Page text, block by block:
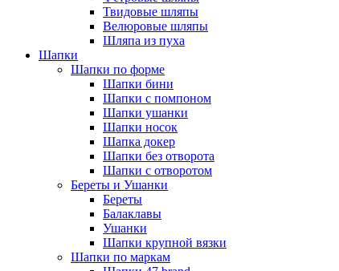
Твидовые шляпы
Велюровые шляпы
Шляпа из пуха
Шапки
Шапки по форме
Шапки бини
Шапки с помпоном
Шапки ушанки
Шапки носок
Шапка докер
Шапки без отворота
Шапки с отворотом
Береты и Ушанки
Береты
Балаклавы
Ушанки
Шапки крупной вязки
Шапки по маркам